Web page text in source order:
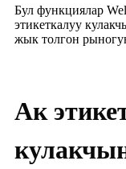
Бул функциялар
этикеткалуу
жык толгон
Ак